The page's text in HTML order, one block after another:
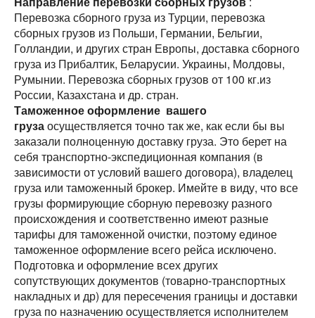
Перевозка сборного груза из Турции, перевозка
сборных грузов из Польши, Германии, Бельгии,
Голландии, и других стран Европы, доставка сборного
груза из Прибалтик, Беларусии. Украины, Молдовы,
Румынии. Перевозка сборных грузов от 100 кг.из
России, Казахстана и др. стран.
Таможенное оформление вашего
грузаосуществляется точно так же, как если бы вы
заказали полноценную доставку груза. Это берет на
себя транспортно-экспедиционная компания (в
зависимости от условий вашего договора), владелец
груза или таможенный брокер. Имейте в виду, что все
грузы формирующие сборную перевозку разного
происхождения и соответственно имеют разные
тарифы для таможенной очистки, поэтому единое
таможенное оформление всего рейса исключено.
Подготовка и оформление всех других
сопутствующих документов (товарно-транспортных
накладных и др) для пересечения границы и доставки
груза по назначению осуществляется исполнителем
Узнать стоимость перевозки
Страна загрузки
Город загрузки
Страна выгрузки
Город выгрузки
Наименование груза
Дата погрузки
Тип транспорта
Вес груза (т)
Разместить транспорт для поиска груза
Страна загрузки
Город загрузки
Страна выгрузки
Город выгрузки
Тип транспорта
Свободен с
Вес груза (т)
Объем груза